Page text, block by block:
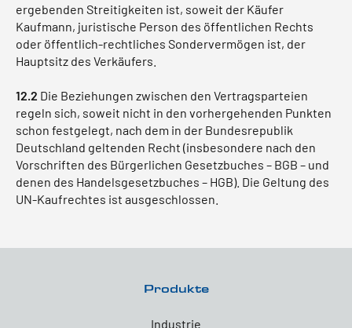
ergebenden Streitigkeiten ist, soweit der Käufer
Kaufmann, juristische Person des öffentlichen Rechts
oder öffentlich-rechtliches Sondervermögen ist, der
Hauptsitz des Verkäufers.
12.2 Die Beziehungen zwischen den Vertragsparteien
regeln sich, soweit nicht in den vorhergehenden Punkten
schon festgelegt, nach dem in der Bundesrepublik
Deutschland geltenden Recht (insbesondere nach den
Vorschriften des Bürgerlichen Gesetzbuches – BGB – und
denen des Handelsgesetzbuches – HGB). Die Geltung des
UN-Kaufrechtes ist ausgeschlossen.
Produkte
Industrie